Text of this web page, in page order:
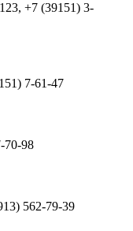
+7 (39151) 3-
7-61-47
70-98
562-79-39